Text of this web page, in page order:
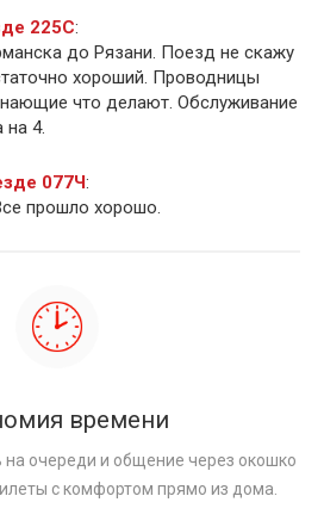
225С:
до Рязани. Поезд не скажу
хороший. Проводницы
что делают. Обслуживание
на 4.
077Ч:
прошло хорошо.
времени
на очереди и общение через окошко
с комфортом прямо из дома.